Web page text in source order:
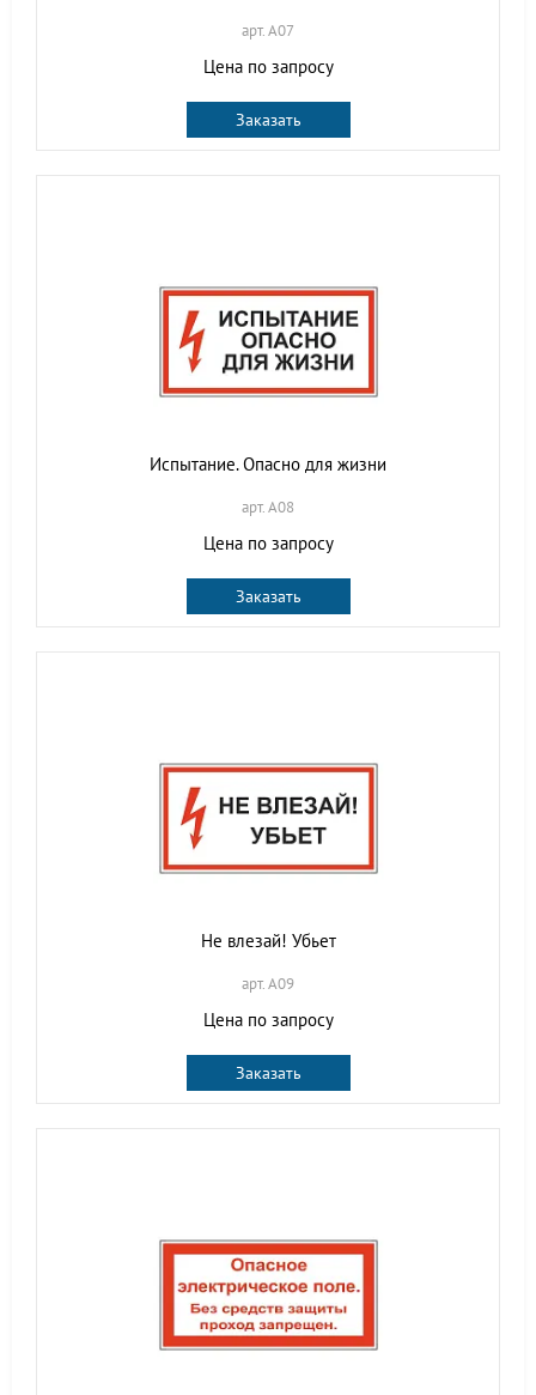
арт. A07
Цена по запросу
Заказать
Испытание. Опасно для жизни
арт. A08
Цена по запросу
Заказать
Не влезай! Убьет
арт. A09
Цена по запросу
Заказать